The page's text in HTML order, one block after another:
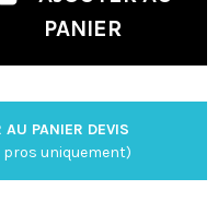
PANIER
AU PANIER DEVIS
uniquement)